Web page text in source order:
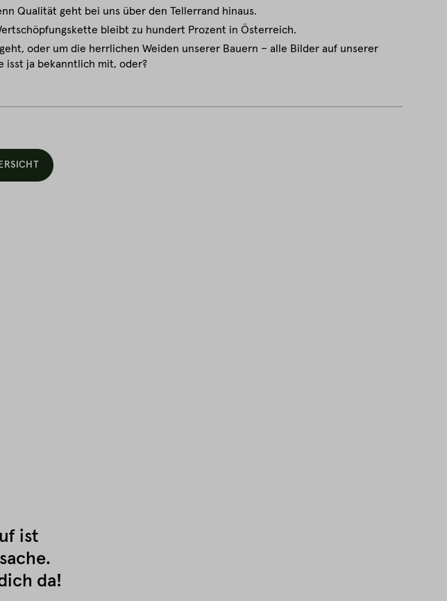
Qualität geht bei uns über den Tellerrand hinaus.
bleibt zu hundert Prozent in Österreich.
oder um die herrlichen Weiden unserer Bauern – alle Bilder auf unserer
isst ja bekanntlich mit, oder?
ist
da!